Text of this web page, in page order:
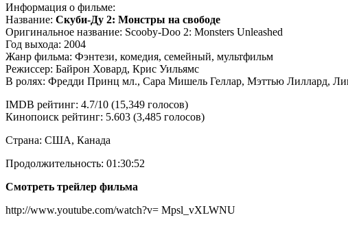
Информация о фильме:
Название: Скуби-Ду 2: Монстры на свободе
Оригинальное название: Scooby-Doo 2: Monsters Unleashed
Год выхода: 2004
Жанр фильма: Фэнтези, комедия, семейный, мультфильм
Режиссер: Байрон Ховард, Крис Уильямс
В ролях: Фредди Принц мл., Сара Мишель Геллар, Мэттью Лиллард,
IMDB рейтинг: 4.7/10 (15,349 голосов)
Кинопоиск рейтинг: 5.603 (3,485 голосов)
Страна: США, Канада
Продолжительность: 01:30:52
Смотреть трейлер фильма
http://www.youtube.com/watch?v= Mpsl_vXLWNU